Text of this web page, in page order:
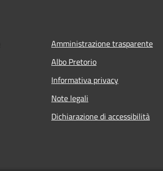
Amministrazione trasparente
Albo Pretorio
Informativa privacy
Note legali
Dichiarazione di accessibilità